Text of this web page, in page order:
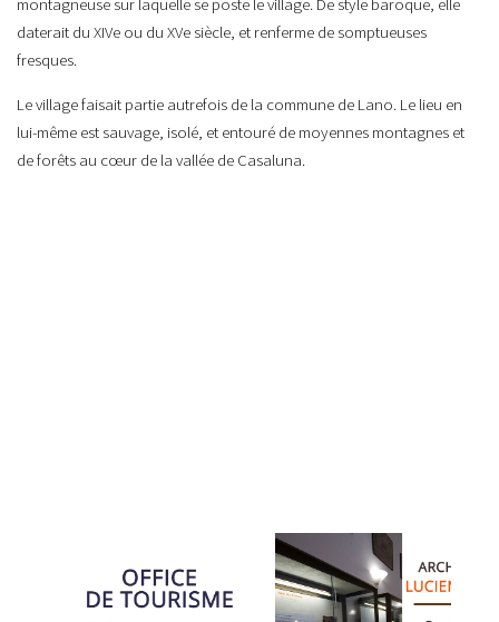
daterait du XIVe ou du XVe siècle, et renferme de somptueuses
fresques.
Le village faisait partie autrefois de la commune de Lano. Le lieu en
lui-même est sauvage, isolé, et entouré de moyennes montagnes et
de forêts au cœur de la vallée de Casaluna.